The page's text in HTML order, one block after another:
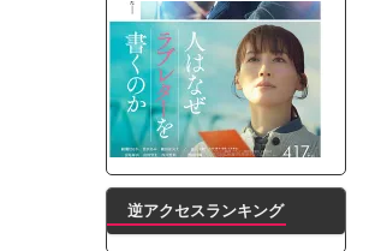
逆アクセスランキング